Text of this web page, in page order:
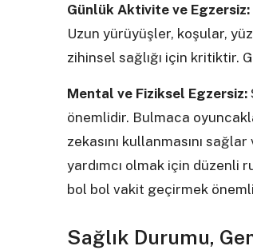
Günlük Aktivite ve Egzersiz:
Uzun yürüyüşler, koşular,
zihinsel sağlığı için kritiktir.
Mental ve Fiziksel Egzersiz:
önemlidir. Bulmaca
zekasını kullanmasını
yardımcı olmak için
bol bol vakit geçirmek
Sağlık Durumu,